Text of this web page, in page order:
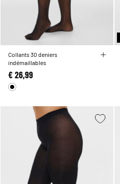
Collants 30 deniers
indémaillables
€ 26,99